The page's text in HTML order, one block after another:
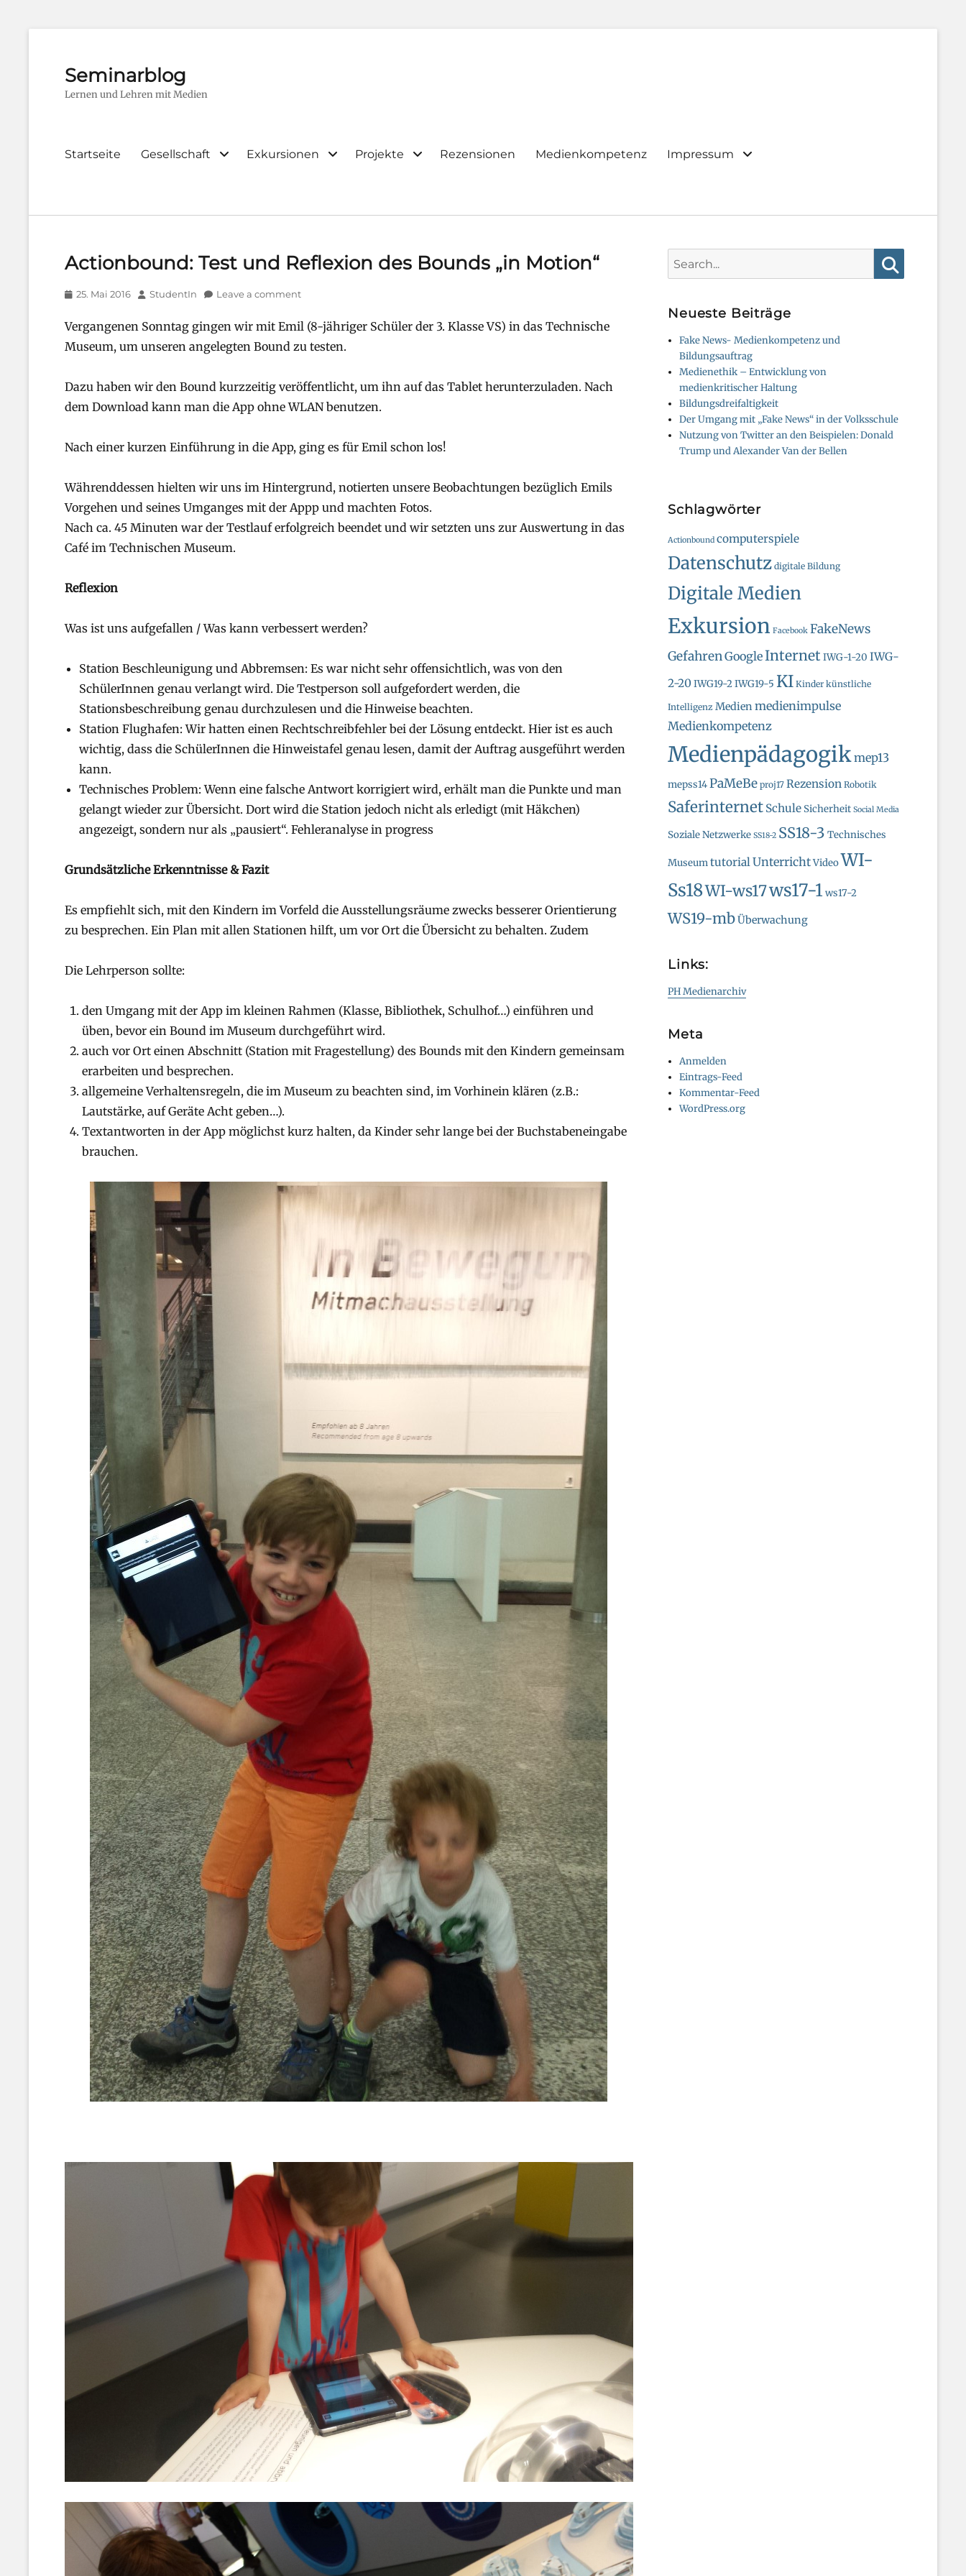
Seminarblog
Lernen und Lehren mit Medien
Primary
Startseite Gesellschaft Exkursionen Projekte Rezensionen Medienkompetenz Impressum
Actionbound: Test und Reflexion des Bounds „in Motion“
Posted
25. Mai 2016 Author
StudentIn Leave a comment
Vergangenen Sonntag gingen wir mit Emil (8-jähriger Schüler der 3. Klasse VS) in das Technische
Museum, um unseren angelegten Bound zu testen.
Dazu haben wir den Bound kurzzeitig veröffentlicht, um ihn auf das Tablet herunterzuladen. Nach
dem Download kann man die App ohne WLAN benutzen.
Nach einer kurzen Einführung in die App, ging es für Emil schon los!
Währenddessen hielten wir uns im Hintergrund, notierten unsere Beobachtungen bezüglich Emils
Vorgehen und seines Umganges mit der Appp und machten Fotos.
Nach ca. 45 Minuten war der Testlauf erfolgreich beendet und wir setzten uns zur Auswertung in das
Café im Technischen Museum.
Reflexion
Was ist uns aufgefallen / Was kann verbessert werden?
Station Beschleunigung und Abbremsen: Es war nicht sehr offensichtlich, was von den
SchülerInnen genau verlangt wird. Die Testperson soll aufgefordert werden, die
Stationsbeschreibung genau durchzulesen und die Hinweise beachten.
Station Flughafen: Wir hatten einen Rechtschreibfehler bei der Lösung entdeckt. Hier ist es auch
wichtig, dass die SchülerInnen die Hinweistafel genau lesen, damit der Auftrag ausgeführt werden
kann.
Technisches Problem: Wenn eine falsche Antwort korrigiert wird, erhält man die Punkte und man
gelangt wieder zur Übersicht. Dort wird die Station jedoch nicht als erledigt (mit Häkchen)
angezeigt, sondern nur als „pausiert“. Fehleranalyse in progress
Grundsätzliche Erkenntnisse & Fazit
Es empfiehlt sich, mit den Kindern im Vorfeld die Ausstellungsräume zwecks besserer Orientierung
zu besprechen. Ein Plan mit allen Stationen hilft, um vor Ort die Übersicht zu behalten. Zudem
Die Lehrperson sollte:
den Umgang mit der App im kleinen Rahmen (Klasse, Bibliothek, Schulhof…) einführen und
üben, bevor ein Bound im Museum durchgeführt wird.
auch vor Ort einen Abschnitt (Station mit Fragestellung) des Bounds mit den Kindern gemeinsam
erarbeiten und besprechen.
allgemeine Verhaltensregeln, die im Museum zu beachten sind, im Vorhinein klären (z.B.:
Lautstärke, auf Geräte Acht geben…).
Textantworten in der App möglichst kurz halten, da Kinder sehr lange bei der Buchstabeneingabe
brauchen.
for:
Neueste Beiträge
Fake News- Medienkompetenz und
Bildungsauftrag
Medienethik – Entwicklung von
medienkritischer Haltung
Bildungsdreifaltigkeit
Der Umgang mit „Fake News“ in der Volksschule
Nutzung von Twitter an den Beispielen: Donald
Trump und Alexander Van der Bellen
Schlagwörter
Actionbound computerspiele
Datenschutz digitale Bildung
Digitale Medien
Exkursion Facebook FakeNews
GefahrenGoogleInternet IWG-1-20 IWG-
2-20 IWG19-2IWG19-5 KI Kinder künstliche
Intelligenz Medien medienimpulse
Medienkompetenz
Medienpädagogikmep13
mepss14PaMeBe proj17 Rezension Robotik
Saferinternet Schule Sicherheit Social Media
Soziale Netzwerke SS18-2 SS18-3 Technisches
Museumtutorial UnterrichtVideoWI-
Ss18WI-ws17ws17-1 ws17-2
WS19-mbÜberwachung
Links:
PH Medienarchiv
Meta
Anmelden
Eintrags-Feed
Kommentar-Feed
WordPress.org